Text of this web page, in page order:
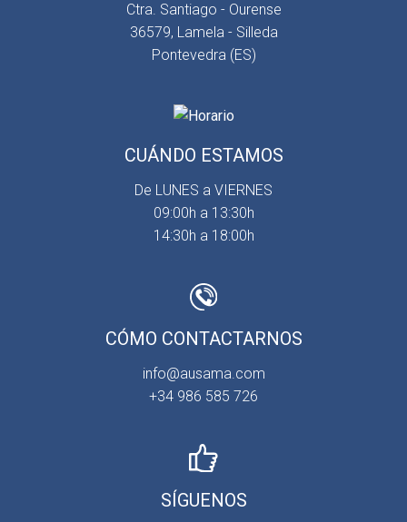
Ctra. Santiago - Ourense
36579, Lamela - Silleda
Pontevedra (ES)
CUÁNDO ESTAMOS
De LUNES a VIERNES
09:00h a 13:30h
14:30h a 18:00h
CÓMO CONTACTARNOS
info@ausama.com
+34 986 585 726
SÍGUENOS